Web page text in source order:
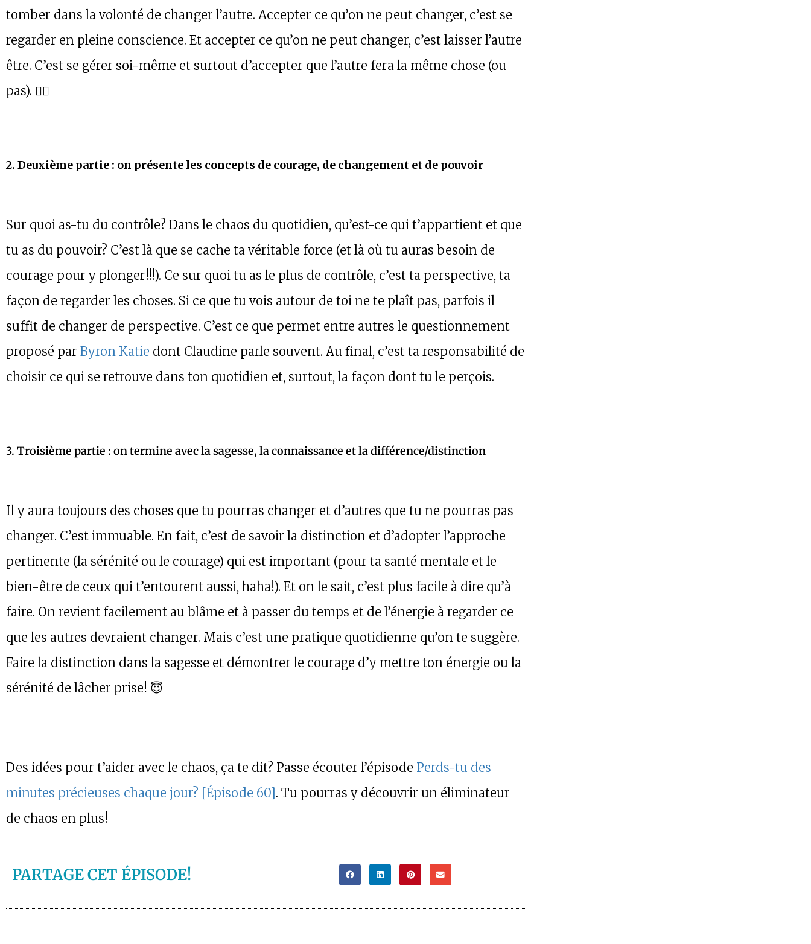
tomber dans la volonté de changer l’autre. Accepter ce qu’on ne peut changer, c’est se
regarder en pleine conscience. Et accepter ce qu’on ne peut changer, c’est laisser l’autre
être. C’est se gérer soi-même et surtout d’accepter que l’autre fera la même chose (ou
pas). 🤷‍♀️
2. Deuxième partie : on présente les concepts de courage, de changement et de pouvoir
Sur quoi as-tu du contrôle? Dans le chaos du quotidien, qu’est-ce qui t’appartient et que
tu as du pouvoir? C’est là que se cache ta véritable force (et là où tu auras besoin de
courage pour y plonger!!!). Ce sur quoi tu as le plus de contrôle, c’est ta perspective, ta
façon de regarder les choses. Si ce que tu vois autour de toi ne te plaît pas, parfois il
suffit de changer de perspective. C’est ce que permet entre autres le questionnement
proposé par Byron Katie dont Claudine parle souvent. Au final, c’est ta responsabilité de
choisir ce qui se retrouve dans ton quotidien et, surtout, la façon dont tu le perçois.
3. Troisième partie : on termine avec la sagesse, la connaissance et la différence/distinction
Il y aura toujours des choses que tu pourras changer et d’autres que tu ne pourras pas
changer. C’est immuable. En fait, c’est de savoir la distinction et d’adopter l’approche
pertinente (la sérénité ou le courage) qui est important (pour ta santé mentale et le
bien-être de ceux qui t’entourent aussi, haha!). Et on le sait, c’est plus facile à dire qu’à
faire. On revient facilement au blâme et à passer du temps et de l’énergie à regarder ce
que les autres devraient changer. Mais c’est une pratique quotidienne qu’on te suggère.
Faire la distinction dans la sagesse et démontrer le courage d’y mettre ton énergie ou la
sérénité de lâcher prise! 😇
Des idées pour t’aider avec le chaos, ça te dit? Passe écouter l’épisode Perds-tu des
minutes précieuses chaque jour? [Épisode 60] . Tu pourras y découvrir un éliminateur
de chaos en plus!
PARTAGE CET ÉPISODE!